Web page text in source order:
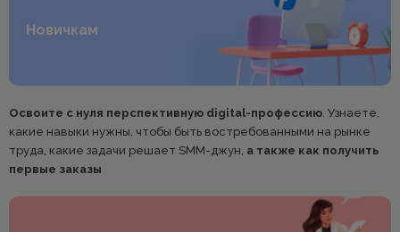
Новичкам
Освоите с нуля перспективную digital-профессию . Узнаете,
какие навыки нужны, чтобы быть востребованными на рынке
труда, какие задачи решает SMM-джун, а также как получить
первые заказы